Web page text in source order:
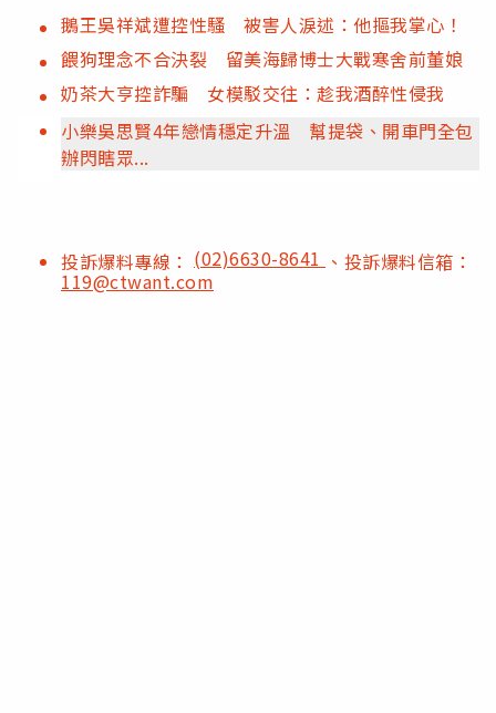
鵝王吳祥斌遭控性騷 被害人淚述：他摳我掌心！
餵狗理念不合決裂 留美海歸博士大戰寒舍前董娘
奶茶大亨控詐騙 女模駁交往：趁我酒醉性侵我
小樂吳思賢4年戀情穩定升溫 幫提袋、開車門全包
辦閃瞎眾...
投訴爆料專線： (02)6630-8641 、投訴爆料信箱：
119@ctwant.com